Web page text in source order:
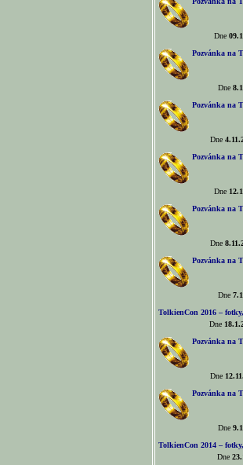
Dne
Pozvánka na
Dne
Pozvánka na
Dne
Pozvánka na
Dne
Pozvánka na
Dne
Pozvánka na
Dne
TolkienCon 2016 –
Dne
Pozvánka na
Dne
Pozvánka na
Dne
TolkienCon 2014 –
Dne